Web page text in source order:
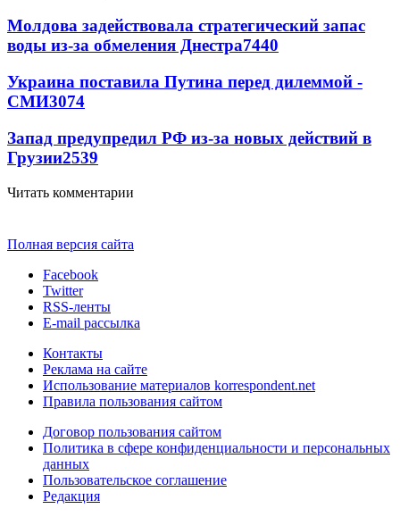
Молдова задействовала стратегический запас
воды из-за обмеления Днестра7440
Украина поставила Путина перед дилеммой -
СМИ3074
Запад предупредил РФ из-за новых действий в
Грузии2539
Читать комментарии
Полная версия сайта
Facebook
Twitter
RSS-ленты
E-mail рассылка
Контакты
Реклама на сайте
Использование материалов korrespondent.net
Правила пользования сайтом
Договор пользования сайтом
Политика в сфере конфиденциальности и персональных
данных
Пользовательское соглашение
Редакция